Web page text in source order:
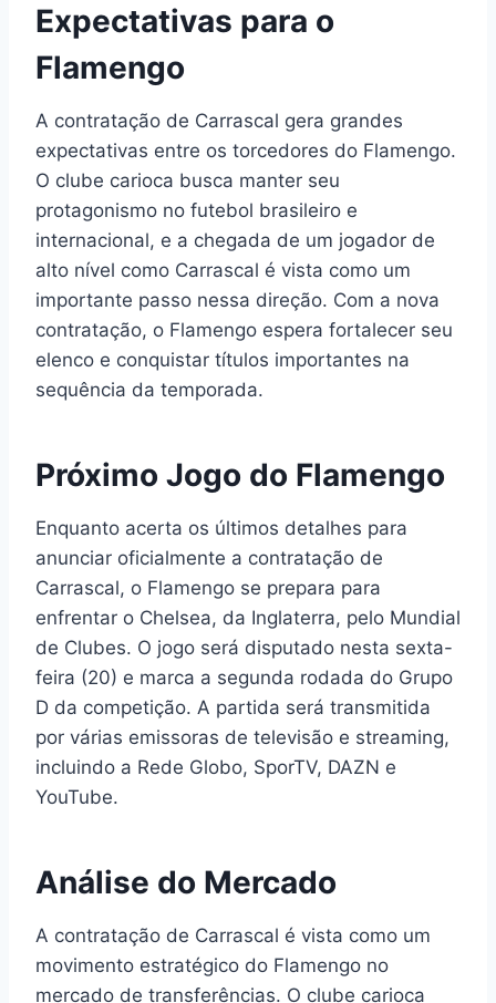
Expectativas para o
Flamengo
A contratação de Carrascal gera grandes
expectativas entre os torcedores do Flamengo.
O clube carioca busca manter seu
protagonismo no futebol brasileiro e
internacional, e a chegada de um jogador de
alto nível como Carrascal é vista como um
importante passo nessa direção. Com a nova
contratação, o Flamengo espera fortalecer seu
elenco e conquistar títulos importantes na
sequência da temporada.
Próximo Jogo do Flamengo
Enquanto acerta os últimos detalhes para
anunciar oficialmente a contratação de
Carrascal, o Flamengo se prepara para
enfrentar o Chelsea, da Inglaterra, pelo Mundial
de Clubes. O jogo será disputado nesta sexta-
feira (20) e marca a segunda rodada do Grupo
D da competição. A partida será transmitida
por várias emissoras de televisão e streaming,
incluindo a Rede Globo, SporTV, DAZN e
YouTube.
Análise do Mercado
A contratação de Carrascal é vista como um
movimento estratégico do Flamengo no
mercado de transferências. O clube carioca